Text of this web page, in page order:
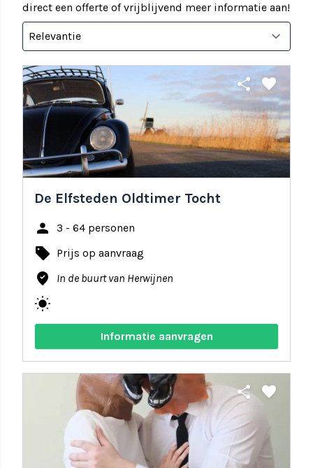
direct een offerte of vrijblijvend meer informatie aan!
share favorite
De Elfsteden Oldtimer Tocht
person 3 - 64 personen
local_offer Prijs op aanvraag
where_to_vote In de buurt van Herwijnen
wb_sunny
Informatie aanvragen
share favorite